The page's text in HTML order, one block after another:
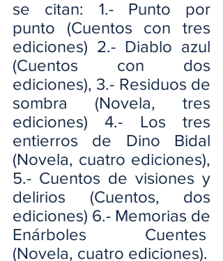
se citan: 1.- Punto por
punto (Cuentos con tres
ediciones) 2.- Diablo azul
(Cuentos con dos
ediciones), 3.- Residuos de
sombra (Novela, tres
ediciones) 4.- Los tres
entierros de Dino Bidal
(Novela, cuatro ediciones),
5.- Cuentos de visiones y
delirios (Cuentos, dos
ediciones) 6.- Memorias de
Enárboles Cuentes
(Novela, cuatro ediciones).